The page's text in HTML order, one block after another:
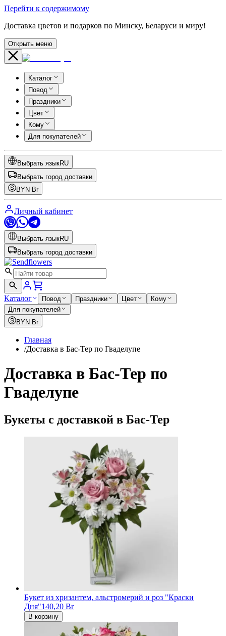
Перейти к содержимому
Доставка цветов и подарков по Минску, Беларуси и миру!
Открыть меню
Каталог
Повод
Праздники
Цвет
Кому
Для покупателей
Выбрать языкRU
Выбрать город доставки
BYN Br
Личный кабинет
Выбрать языкRU
Выбрать город доставки
Каталог Повод Праздники Цвет
Кому
Для покупателей
BYN Br
Главная
/Доставка в Бас-Тер по Гваделупе
Доставка в Бас-Тер по
Гваделупе
Букеты с доставкой в Бас-Тер
Букет из хризантем, альстромерий и роз "Краски
Дня"140,20 Br
В корзину